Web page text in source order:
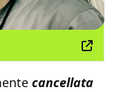
cancellata